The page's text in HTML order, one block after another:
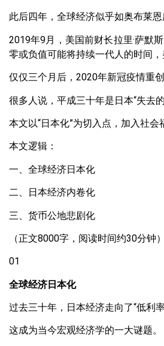
此后四年，全球经济似乎如奥布莱恩
2019年9月，美国前财长拉里·萨默
零或负值可能将持续一代人的时间
仅仅三个月后，2020年新冠疫情重
很多人说，平成三十年是日本“失去
本文以“日本化”为切入点，加入社
本文逻辑：
一、全球经济日本化
二、日本经济内卷化
三、货币公地悲剧化
（正文8000字，阅读时间约30分钟）
01
全球经济日本化
过去三十年，日本经济走向了“低利
这成为当今宏观经济学的一大谜题。